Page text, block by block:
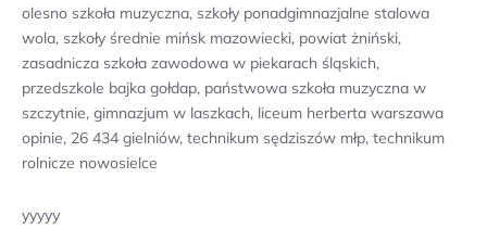
olesno szkoła muzyczna, szkoły ponadgimnazjalne stalowa
wola, szkoły średnie mińsk mazowiecki, powiat żniński,
zasadnicza szkoła zawodowa w piekarach śląskich,
przedszkole bajka gołdap, państwowa szkoła muzyczna w
szczytnie, gimnazjum w laszkach, liceum herberta warszawa
opinie, 26 434 gielniów, technikum sędziszów młp, technikum
rolnicze nowosielce
yyyyy